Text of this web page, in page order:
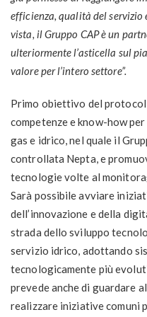
efficienza, qualità del
vista, il Gruppo CAP è un
ulteriormente l’asticella sul
valore per l’intero settore”.
Primo obiettivo del
competenze e know-how
gas e idrico, nel quale il
controllata Nepta, e
tecnologie volte al
Sarà possibile avviare
dell’innovazione e della
strada dello sviluppo
servizio idrico, adottando
tecnologicamente più
prevede anche di guardare
realizzare iniziative comuni